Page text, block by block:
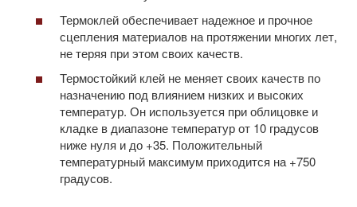
Термоклей обеспечивает надежное и прочное
сцепления материалов на протяжении многих лет,
не теряя при этом своих качеств.
Термостойкий клей не меняет своих качеств по
назначению под влиянием низких и высоких
температур. Он используется при облицовке и
кладке в диапазоне температур от 10 градусов
ниже нуля и до +35. Положительный
температурный максимум приходится на +750
градусов.